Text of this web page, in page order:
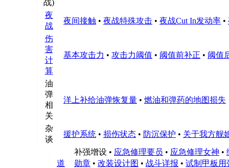
战)
夜
战
夜间接触 • 夜战特殊攻击 • 夜战Cut In发动率 •
伤
害
计
算
基本攻击力 • 攻击力阈值 • 阈值前补正 • 阈值
油
弹
相
关
洋上补给油弹恢复量 • 燃油和弹药的地图损失
杂
谈
援护系统 • 损伤状态 • 防沉保护 • 关于我方舰
道
补强增设 • 应急修理要员 • 应急修理女神 •
勋章 • 改装设计图 • 战斗详报 • 试制甲板用